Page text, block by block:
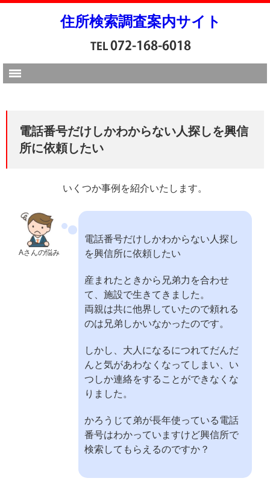
住所検索調査案内サイト
電話番号だけしかわからない人探しを興信
所に依頼したい
いくつか事例を紹介いたします。
Aさんの悩み
電話番号だけしかわからない人探し
を興信所に依頼したい
産まれたときから兄弟力を合わせ
て、施設で生きてきました。
両親は共に他界していたので頼れる
のは兄弟しかいなかったのです。
しかし、大人になるにつれてだんだ
んと気があわなくなってしまい、い
つしか連絡をすることができなくな
りました。
かろうじて弟が長年使っている電話
番号はわかっていますけど興信所で
検索してもらえるのですか？